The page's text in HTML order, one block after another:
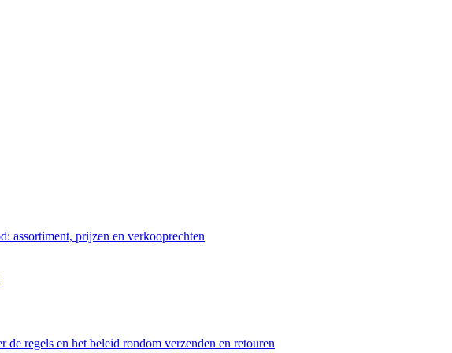
assortiment, prijzen en verkooprechten
de regels en het beleid rondom verzenden en retouren